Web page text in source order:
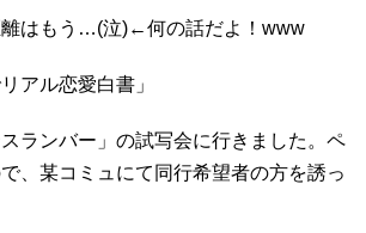
離はもう…(泣)←何の話だよ！www
アル恋愛白書」
ランバー」の試写会に行きました。ペ
、某コミュにて同行希望者の方を誘っ